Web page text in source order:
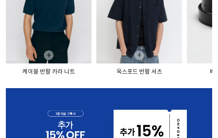
+
케이블 반팔 카라 니트
+
옥스포드 반팔 셔츠 베